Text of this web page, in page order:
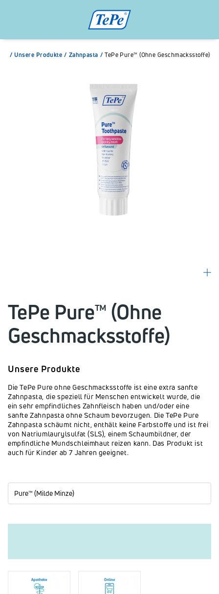
/ Unsere Produkte / Zahnpasta / TePe Pure™ (Ohne Geschmacksstoffe)
TePe Pure™ (Ohne
Geschmacksstoffe)
Unsere Produkte
Die TePe Pure ohne Geschmacksstoffe ist eine extra sanfte
Zahnpasta, die speziell für Menschen entwickelt wurde, die
ein sehr empfindliches Zahnfleisch haben und/oder eine
sanfte Zahnpasta ohne Schaum bevorzugen. Die TePe Pure
Zahnpasta schäumt nicht, enthält keine Farbstoffe und ist frei
von Natriumlaurylsulfat (SLS), einem Schaumbildner, der
empfindliche Mundschleimhaut reizen kann. Das Produkt ist
auch für Kinder ab 7 Jahren geeignet.
Pure™ (Milde Minze)